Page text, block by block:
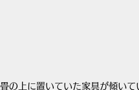
畳の上に置いていた家具が傾い